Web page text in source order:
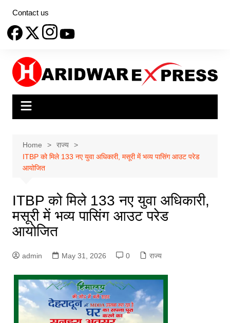
content
Contact us
Home
राज्य
ITBP को मिले 133 नए युवा अधिकारी, मसूरी में भव्य पासिंग आउट परेड
आयोजित
ITBP को मिले 133 नए युवा अधिकारी,
मसूरी में भव्य पासिंग आउट परेड
आयोजित
admin May 31, 2026 0 राज्य